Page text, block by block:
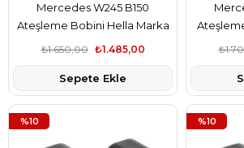
Mercedes W245 B150
Ateşleme Bobini Hella Marka
A0001587803
₺1.485,00
₺1.650,00
Sepete Ekle
%10 %10